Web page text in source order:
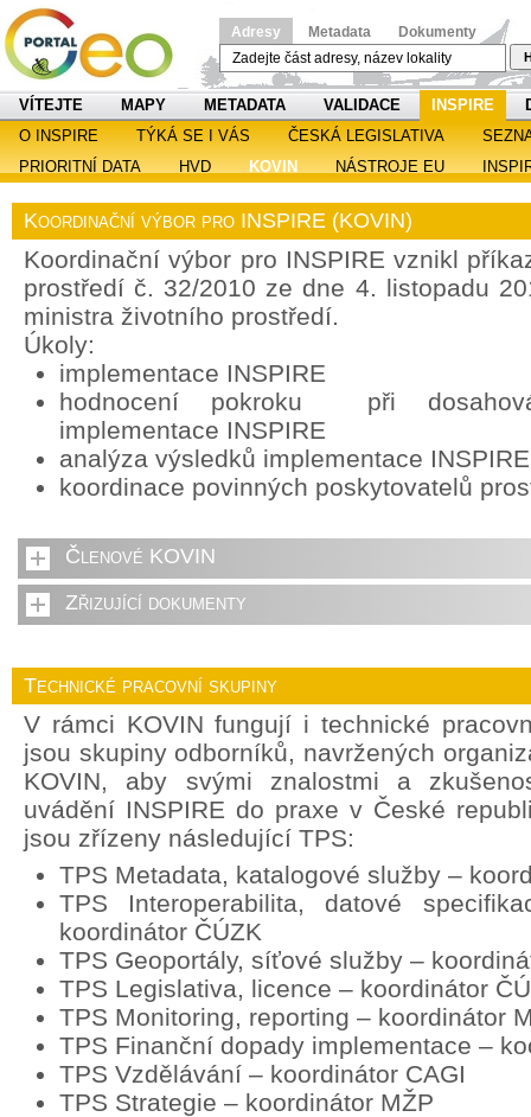
Adresy Metadata Dokumenty
VÍTEJTE MAPY METADATA VALIDACE INSPIRE
O INSPIRE
TÝKÁ SE I VÁS ČESKÁ LEGISLATIVA
PRIORITNÍ DATA
HVD KOVIN NÁSTROJE EU
Koordinační výbor pro INSPIRE (KOVIN)
Koordinační výbor pro INSPIRE vznikl
prostředí č. 32/2010 ze dne 4. listopadu
ministra životního prostředí.
Úkoly:
implementace INSPIRE
hodnocení pokroku při
implementace INSPIRE
analýza výsledků implementace INSPIRE
koordinace povinných poskytovatelů
Členové KOVIN
Zřizující dokumenty
Technické pracovní skupiny
V rámci KOVIN fungují i technické
jsou skupiny odborníků, navržených
KOVIN, aby svými znalostmi a
uvádění INSPIRE do praxe v České
jsou zřízeny následující TPS:
TPS Metadata, katalogové služby –
TPS Interoperabilita, datové
koordinátor ČÚZK
TPS Geoportály, síťové služby –
TPS Legislativa, licence – koordinátor
TPS Monitoring, reporting – koordinátor
TPS Finanční dopady implementace –
TPS Vzdělávání – koordinátor CAGI
TPS Strategie – koordinátor MŽP